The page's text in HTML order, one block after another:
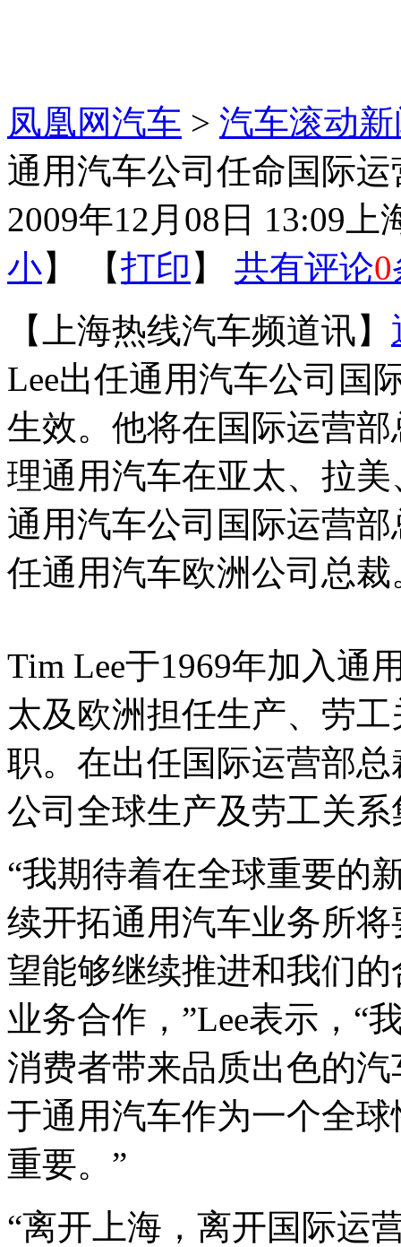
凤凰网汽车 > 汽车滚动
通用汽车公司任命国际
2009年12月08日 13:09
小】 【打印 】 共有评论0
【上海热线汽车频道讯】
Lee出任通用汽车公司国
生效。他将在国际运营
理通用汽车在亚太、拉
通用汽车公司国际运营部
任通用汽车欧洲公司总裁
Tim Lee于1969年加入通
太及欧洲担任生产、劳
职。在出任国际运营部
公司全球生产及劳工关
“我期待着在全球重要的
续开拓通用汽车业务所
望能够继续推进和我们
业务合作，”Lee表示，“
消费者带来品质出色的
于通用汽车作为一个全
重要。”
“离开上海，离开国际运